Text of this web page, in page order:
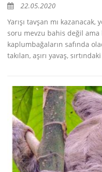
22.05.2020
Yarışı tavşan mı
soru mevzu bahis değil ama
kaplumbağaların safında
takılan, aşırı yavaş,